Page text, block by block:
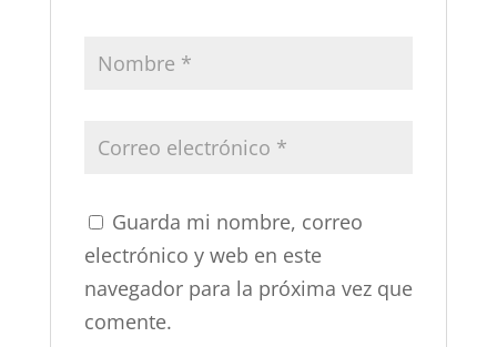
Guarda mi nombre, correo
electrónico y web en este
navegador para la próxima vez que
comente.